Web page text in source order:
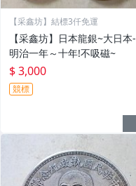
【采鑫坊】結標3仟免運
【采鑫坊】日本龍銀~大日本-
明治一年～十年!不吸磁~
$ 3,000
競標